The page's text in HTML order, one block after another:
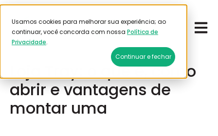
Usamos cookies para melhorar sua experiência; ao
continuar, você concorda com nossa Política de
Privacidade.
Continuar e fechar
Emitir frete
Loja Tray: o que é, como
abrir e vantagens de
montar uma